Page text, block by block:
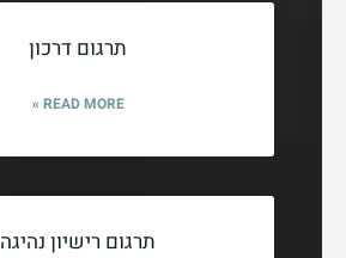
תרגום דרכון
READ MORE »
תרגום רישיון נהיגה